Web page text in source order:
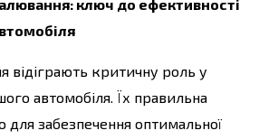
ключ до ефективності
відіграють критичну роль у
автомобіля. Їх правильна
забезпечення оптимальної